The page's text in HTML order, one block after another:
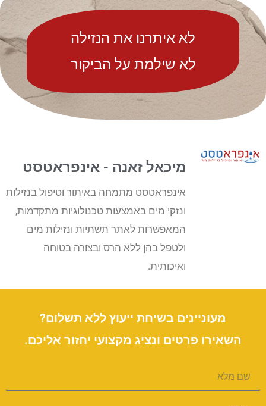
לא איתרנו את הנזילה
לא שילמת על הביקור
מיכאל זאנה - אינפראטסט
אינפראטסט מתמחה באיתור וטיפול בנזילות
ונזקי מים באמצעות טכנולוגיות מתקדמות,
המאפשרות לאתר תשתיות ונזילות מים
ולטפל בהן ללא הרס ובצורה בטוחה
ואיכותית.
מעוניינים בשיחת ייעוץ ללא תשלום?
השאירו פרטים ונציג מקצועי יחזור אליכם.